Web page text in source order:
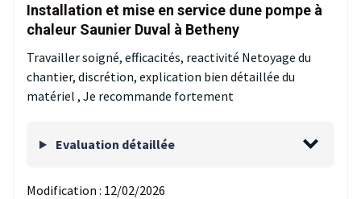
Installation et mise en service dune pompe à
chaleur Saunier Duval à Betheny
Travailler soigné, efficacités, reactivité Netoyage du
chantier, discrétion, explication bien détaillée du
matériel , Je recommande fortement
Evaluation détaillée
Modification : 12/02/2026